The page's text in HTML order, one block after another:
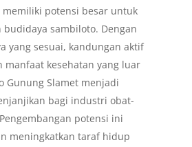
memiliki potensi besar untuk
budidaya sambiloto. Dengan
yang sesuai, kandungan aktif
manfaat kesehatan yang luar
Gunung Slamet menjadi
bagi industri obat-
potensi ini
meningkatkan taraf hidup